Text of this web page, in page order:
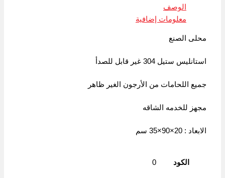
الوصف
معلومات إضافية
محلى الصنع
استانليس ستيل 304 غير قابل للصدأ
جميع اللحامات من الأرجون الغير ظاهر
مجهز للخدمه الشاقه
الابعاد : 20×90×35 سم
الكود 0